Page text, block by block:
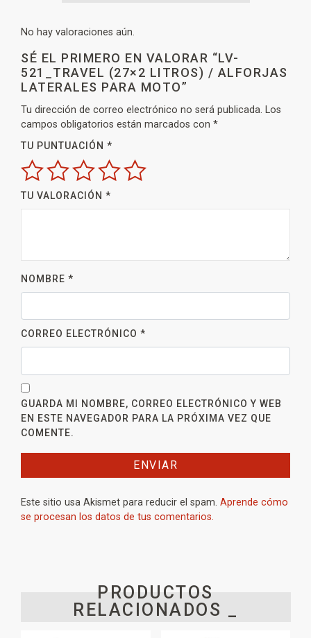
No hay valoraciones aún.
SÉ EL PRIMERO EN VALORAR “LV-
521_TRAVEL (27×2 LITROS) / ALFORJAS
LATERALES PARA MOTO”
Tu dirección de correo electrónico no será publicada. Los
campos obligatorios están marcados con *
TU PUNTUACIÓN *
TU VALORACIÓN *
NOMBRE *
CORREO ELECTRÓNICO *
GUARDA MI NOMBRE, CORREO ELECTRÓNICO Y WEB
EN ESTE NAVEGADOR PARA LA PRÓXIMA VEZ QUE
COMENTE.
Este sitio usa Akismet para reducir el spam. Aprende cómo
se procesan los datos de tus comentarios.
PRODUCTOS
RELACIONADOS _